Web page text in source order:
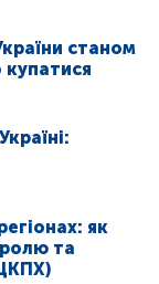
станом
купатися
як
та